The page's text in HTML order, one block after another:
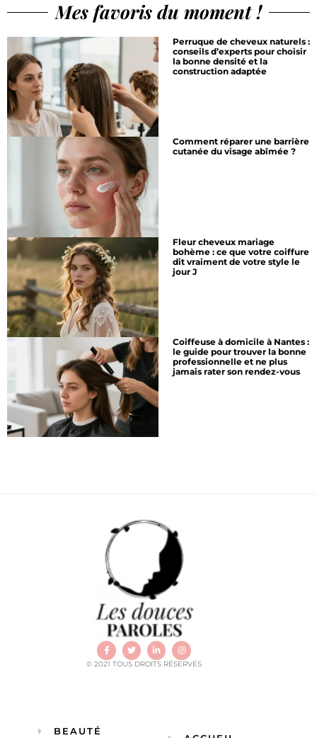
Mes favoris du moment !
Perruque de cheveux naturels :
conseils d’experts pour choisir
la bonne densité et la
construction adaptée
Comment réparer une barrière
cutanée du visage abîmée ?
Fleur cheveux mariage
bohème : ce que votre coiffure
dit vraiment de votre style le
jour J
Coiffeuse à domicile à Nantes :
le guide pour trouver la bonne
professionnelle et ne plus
jamais rater son rendez-vous
© 2021 TOUS DROITS RÉSERVÉS
BEAUTÉ